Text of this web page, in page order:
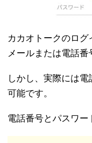
カカオトークのロ
メールまたは電話番
しかし、実際には
可能です。
電話番号とパスワー